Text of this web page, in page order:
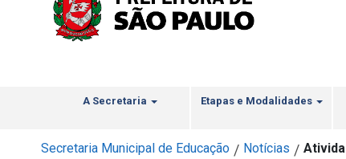
A Secretaria Etapas e Modalidades
Secretaria Municipal de Educação / Notícias /